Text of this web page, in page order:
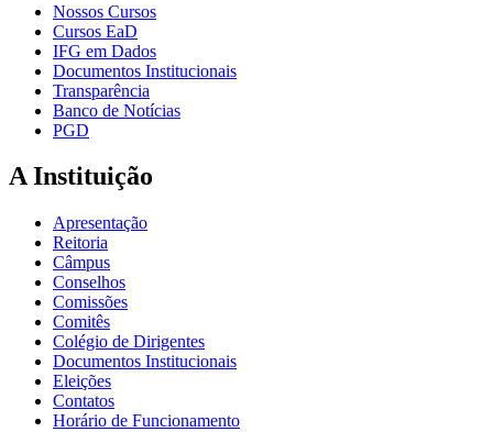
Nossos Cursos
Cursos EaD
IFG em Dados
Documentos Institucionais
Transparência
Banco de Notícias
PGD
A Instituição
Apresentação
Reitoria
Câmpus
Conselhos
Comissões
Comitês
Colégio de Dirigentes
Documentos Institucionais
Eleições
Contatos
Horário de Funcionamento